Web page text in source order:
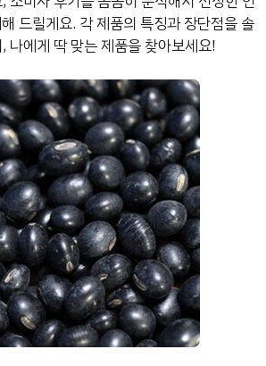
드릴게요. 각 제품의 특징과 장단점을 솔
나에게 딱 맞는 제품을 찾아보세요!